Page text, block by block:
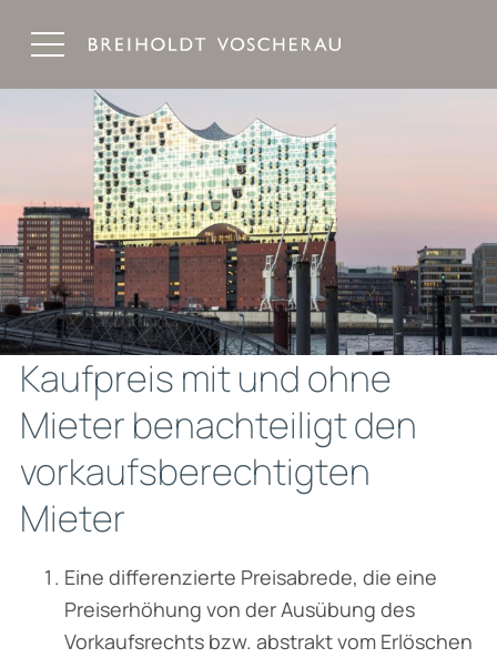
Kaufpreis mit und ohne
Mieter benachteiligt den
vorkaufsberechtigten
Mieter
Eine differenzierte Preisabrede, die eine
Preiserhöhung von der Ausübung des
Vorkaufs­rechts bzw. abstrakt vom Erlöschen